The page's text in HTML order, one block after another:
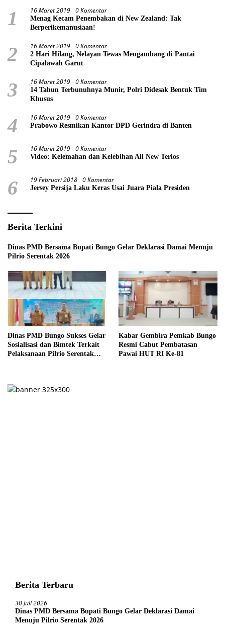
1 16 Maret 2019 0 Komentar
Menag Kecam Penembakan di New Zealand: Tak
Berperikemanusiaan!
2 16 Maret 2019 0 Komentar
2 Hari Hilang, Nelayan Tewas Mengambang di Pantai
Cipalawah Garut
3 16 Maret 2019 0 Komentar
14 Tahun Terbunuhnya Munir, Polri Didesak Bentuk Tim
Khusus
4 16 Maret 2019 0 Komentar
Prabowo Resmikan Kantor DPD Gerindra di Banten
5 16 Maret 2019 0 Komentar
Video: Kelemahan dan Kelebihan All New Terios
6 19 Februari 2018 0 Komentar
Jersey Persija Laku Keras Usai Juara Piala Presiden
Berita Terkini
Dinas PMD Bersama Bupati Bungo Gelar Deklarasi Damai Menuju
Pilrio Serentak 2026
Dinas PMD Bungo Sukses Gelar
Sosialisasi dan Bimtek Terkait
Pelaksanaan Pilrio Serentak
Kabar Gembira Pemkab Bungo
Resmi Cabut Pembatasan
Pawai HUT RI Ke-81
Berita Terbaru
30 Juli 2026
Dinas PMD Bersama Bupati Bungo Gelar Deklarasi Damai
Menuju Pilrio Serentak 2026